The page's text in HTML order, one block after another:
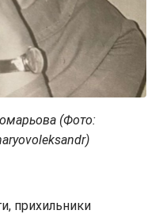
(Фото:
прихильники